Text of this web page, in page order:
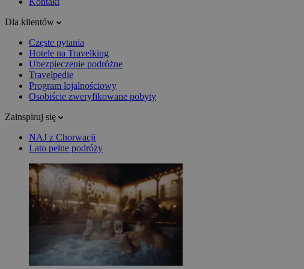
Dla klientów
Częste pytania
Hotele na Travelking
Ubezpieczenie podróżne
Travelpedie
Program lojalnościowy
Osobiście zweryfikowane pobyty
Zainspiruj się
NAJ z Chorwacji
Lato pełne podróży